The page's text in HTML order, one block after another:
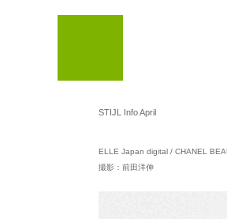
STIJL Info April
ELLE Japan digital / CHANEL
撮影：前田洋伸